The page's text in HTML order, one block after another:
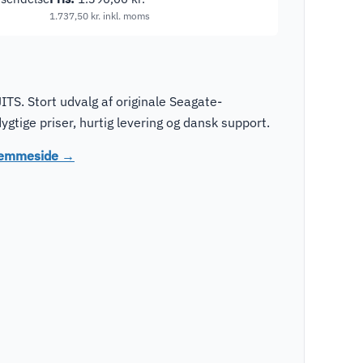
1.737,50 kr. inkl. moms
Stort udvalg af originale Seagate-
priser, hurtig levering og dansk support.
→